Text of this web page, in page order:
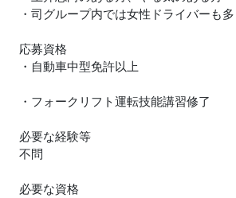
・司グループ内では女性ドライバーも
応募資格
・自動車中型免許以上
・フォークリフト運転技能講習修了
必要な経験等
不問
必要な資格